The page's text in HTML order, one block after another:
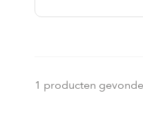
1 producten